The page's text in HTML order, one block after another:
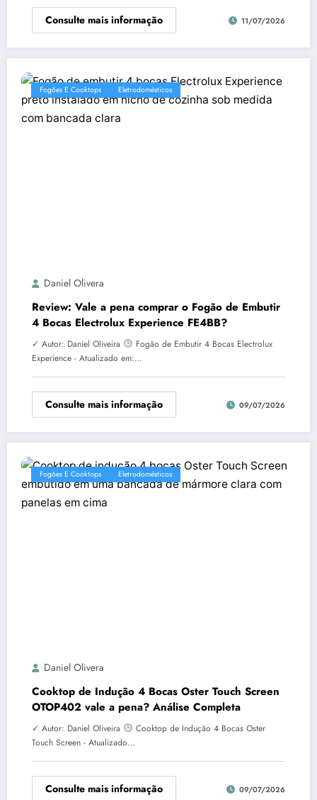
Consulte mais informação 11/07/2026
Fogões E Cooktops Eletrodomésticos
Daniel Olivera
Review: Vale a pena comprar o Fogão de Embutir
4 Bocas Electrolux Experience FE4BB?
✓ Autor: Daniel Oliveira
Fogão de Embutir 4 Bocas Electrolux
Experience - Atualizado em:…
Consulte mais informação 09/07/2026
Fogões E Cooktops Eletrodomésticos
Daniel Olivera
Cooktop de Indução 4 Bocas Oster Touch Screen
OTOP402 vale a pena? Análise Completa
✓ Autor: Daniel Oliveira
Cooktop de Indução 4 Bocas Oster
Touch Screen - Atualizado…
Consulte mais informação 09/07/2026